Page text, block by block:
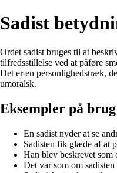
Sadist
Ordet sadist bruges til at
tilfredsstillelse ved at påføre
Det er en personlighedstræk,
umoralsk.
Eksempler på brug
En sadist nyder at se
Sadisten fik glæde af at
Han blev beskrevet som
Det var som om